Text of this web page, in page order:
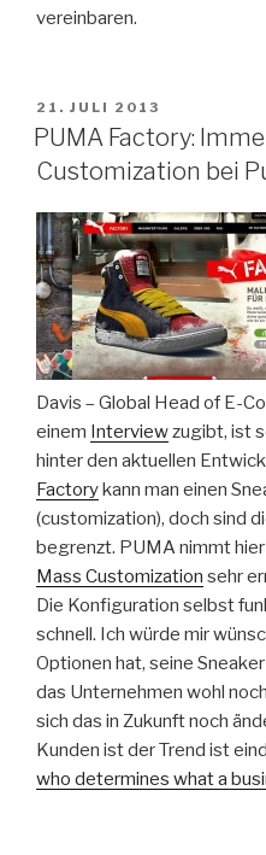
vereinbaren.
VERÖFFENTLICHT
AM
21. JULI 2013
PUMA Factory:
Customization bei
Davis – Global Head of E-
einem Interviewzugibt, ist
hinter den aktuellen
Factorykann man einen
(customization), doch sind
begrenzt. PUMA nimmt
Mass Customization sehr
Die Konfiguration selbst
schnell. Ich würde mir
Optionen hat, seine
das Unternehmen wohl
sich das in Zukunft noch
Kunden ist der Trend ist
who determines what a